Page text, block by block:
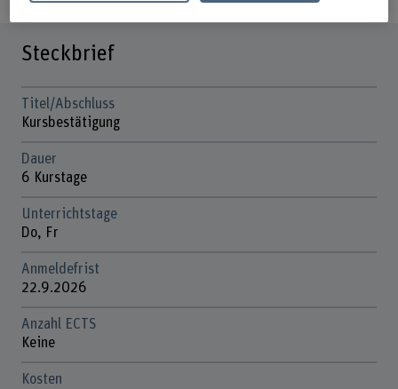
Steckbrief
Titel/Abschluss
Kursbestätigung
Dauer
6 Kurstage
Unterrichtstage
Do, Fr
Anmeldefrist
22.9.2026
Anzahl ECTS
Keine
Kosten